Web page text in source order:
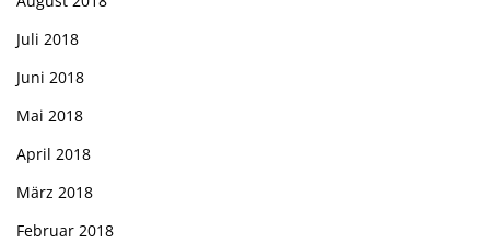
Juli 2018
Juni 2018
Mai 2018
April 2018
März 2018
Februar 2018